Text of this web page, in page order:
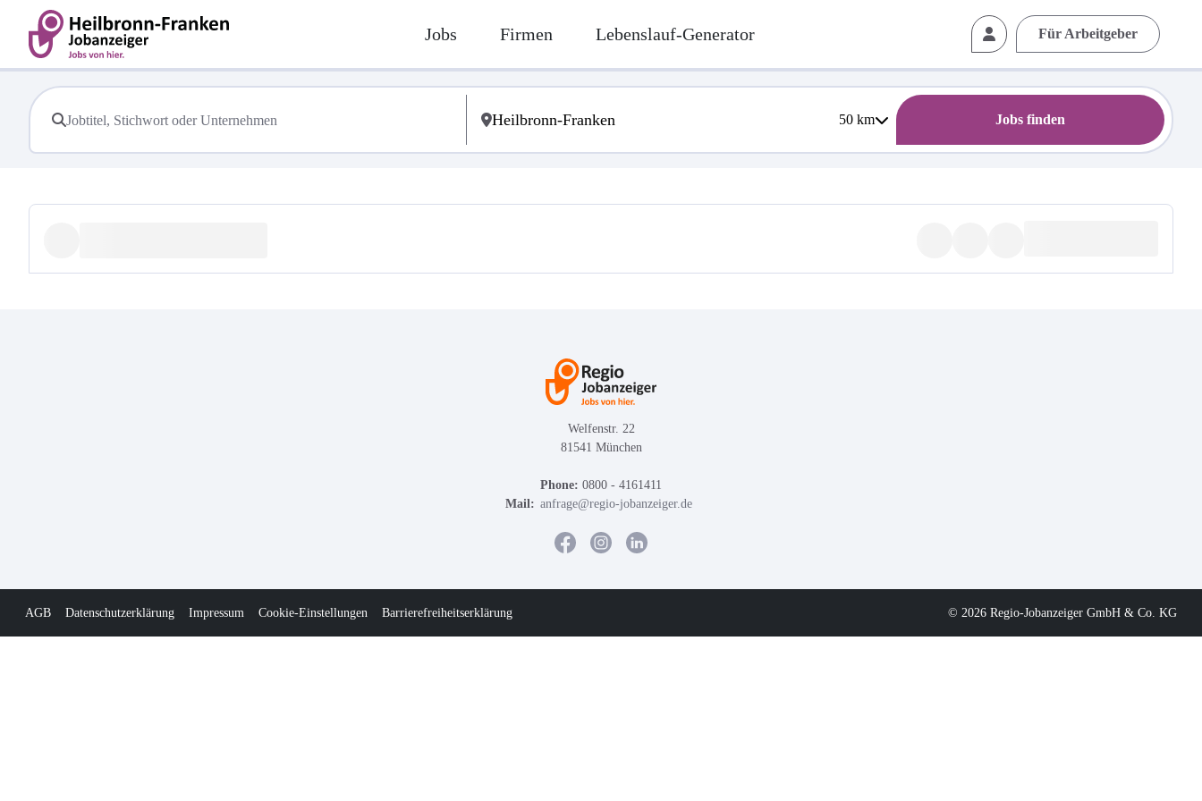
Jobs Firmen Lebenslauf-Generator Für Arbeitgeber
50km Jobs finden
Welfenstr. 22
81541 München
Phone: 0800 - 4161411
Mail: anfrage@regio-jobanzeiger.de
AGB Datenschutzerklärung Impressum Cookie-Einstellungen Barrierefreiheitserklärung © 2026 Regio-Jobanzeiger GmbH & Co. KG